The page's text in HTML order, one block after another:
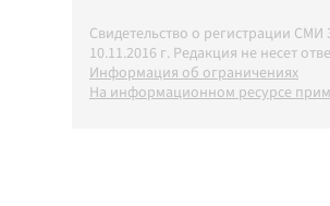
Свидетельство о регистрации
10.11.2016 г. Редакция не несет
Информация об ограничениях
На информационном ресурсе